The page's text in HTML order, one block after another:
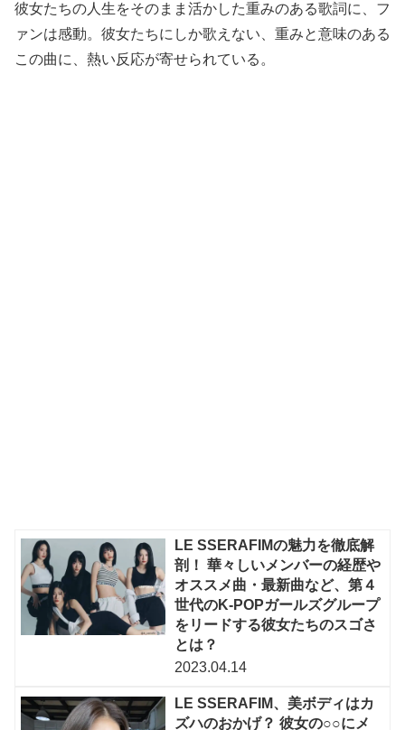
彼女たちの人生をそのまま活かした重みのある歌詞に、フ
ァンは感動。彼女たちにしか歌えない、重みと意味のある
この曲に、熱い反応が寄せられている。
LE SSERAFIMの魅力を徹底解
剖！ 華々しいメンバーの経歴や
オススメ曲・最新曲など、第４
世代のK-POPガールズグループ
をリードする彼女たちのスゴさ
とは？
2023.04.14
LE SSERAFIM、美ボディはカ
ズハのおかげ？ 彼女の○○にメ